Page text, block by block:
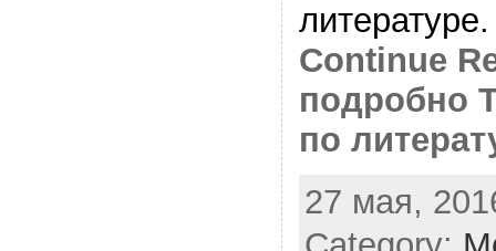
Continue
подробно
по
27 мая,